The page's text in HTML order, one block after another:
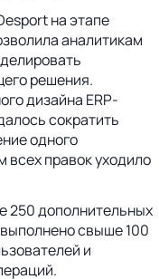
на этапе
аналитикам
решения.
дизайна ERP-
сократить
одного
всех правок уходило
250 дополнительных
свыше 100
и